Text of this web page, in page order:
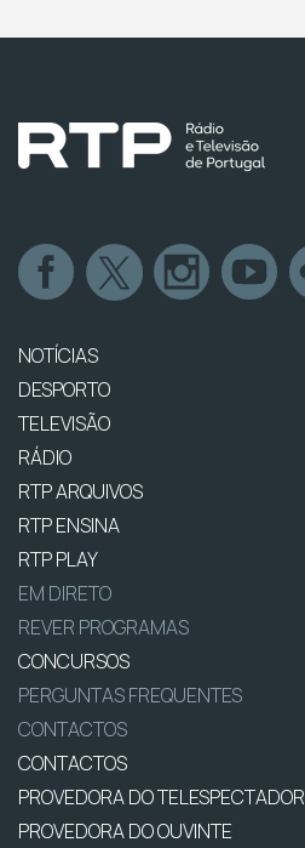
NOTÍCIAS
DESPORTO
TELEVISÃO
RÁDIO
RTP ARQUIVOS
RTP ENSINA
RTP PLAY
EM DIRETO
REVER PROGRAMAS
CONCURSOS
PERGUNTAS FREQUENTES
CONTACTOS
CONTACTOS
PROVEDORA DO TELESPECTADOR
PROVEDORA DO OUVINTE